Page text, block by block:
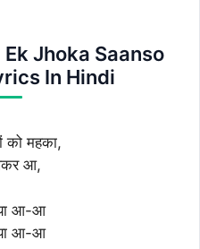
Jhoka Saanso
In Hindi
को महका,
आ,
आ-आ
आ-आ